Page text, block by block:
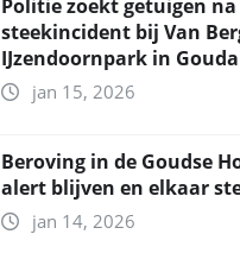
Politie zoekt getuigen na
steekincident bij Van
IJzendoornpark in Gouda
jan 15, 2026
Beroving in de Goudse
alert blijven en elkaar
jan 14, 2026